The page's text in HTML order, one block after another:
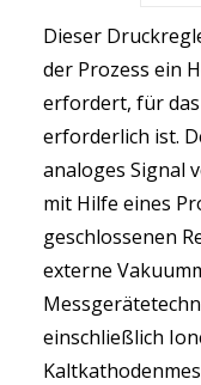
Dieser
der Prozess ein
erfordert, für
erforderlich ist.
analoges Signal
mit Hilfe eines
geschlossenen
externe
einschließlich